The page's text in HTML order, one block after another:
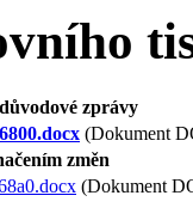
zprávy
(Dokument
změn
(Dokument